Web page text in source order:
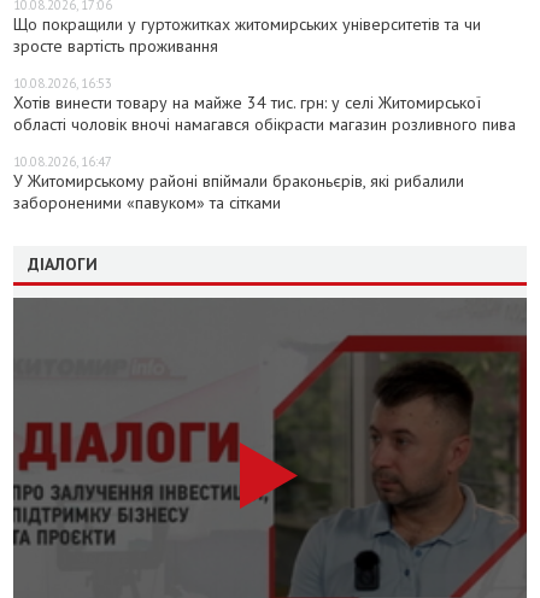
10.08.2026, 17:06
Що покращили у гуртожитках житомирських університетів та чи
зросте вартість проживання
10.08.2026, 16:53
Хотів винести товару на майже 34 тис. грн: у селі Житомирської
області чоловік вночі намагався обікрасти магазин розливного пива
10.08.2026, 16:47
У Житомирському районі впіймали браконьєрів, які рибалили
забороненими «павуком» та сітками
ДІАЛОГИ